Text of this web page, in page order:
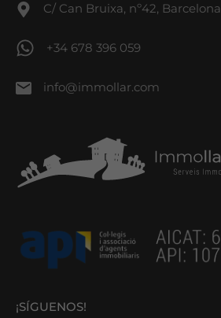
C/ Can Bruixa, nº42, Barcelona
+34 678 396 059
info@immollar.com
¡SÍGUENOS!